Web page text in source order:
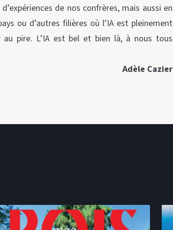
de nos confrères, mais aussi en
ou d’autres filières où l’IA est pleinement
pire. L’IA est bel et bien là, à nous tous
Adèle Cazier